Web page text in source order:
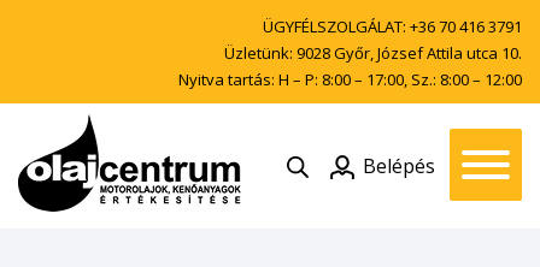
ÜGYFÉLSZOLGÁLAT: +36 70 416 3791
Üzletünk: 9028 Győr, József Attila utca 10.
Nyitva tartás: H – P: 8:00 – 17:00, Sz.: 8:00 – 12:00
Belépés